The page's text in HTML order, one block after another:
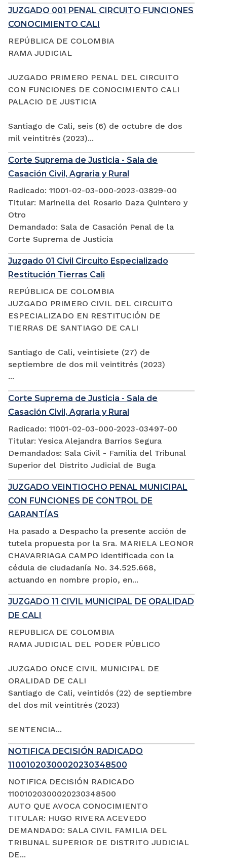
JUZGADO 001 PENAL CIRCUITO FUNCIONES
CONOCIMIENTO CALI
REPÚBLICA DE COLOMBIA
RAMA JUDICIAL
JUZGADO PRIMERO PENAL DEL CIRCUITO
CON FUNCIONES DE CONOCIMIENTO CALI
PALACIO DE JUSTICIA
Santiago de Cali, seis (6) de octubre de dos
mil veintitrés (2023)...
Corte Suprema de Justicia - Sala de
Casación Civil, Agraria y Rural
Radicado: 11001-02-03-000-2023-03829-00
Titular: Marinella del Rosario Daza Quintero y
Otro
Demandado: Sala de Casación Penal de la
Corte Suprema de Justicia
Juzgado 01 Civil Circuito Especializado
Restitución Tierras Cali
REPÚBLICA DE COLOMBIA
JUZGADO PRIMERO CIVIL DEL CIRCUITO
ESPECIALIZADO EN RESTITUCIÓN DE
TIERRAS DE SANTIAGO DE CALI
Santiago de Cali, veintisiete (27) de
septiembre de dos mil veintitrés (2023)
...
Corte Suprema de Justicia - Sala de
Casación Civil, Agraria y Rural
Radicado: 11001-02-03-000-2023-03497-00
Titular: Yesica Alejandra Barrios Segura
Demandados: Sala Civil - Familia del Tribunal
Superior del Distrito Judicial de Buga
JUZGADO VEINTIOCHO PENAL MUNICIPAL
CON FUNCIONES DE CONTROL DE
GARANTÍAS
Ha pasado a Despacho la presente acción de
tutela propuesta por la Sra. MARIELA LEONOR
CHAVARRIAGA CAMPO identificada con la
cédula de ciudadanía No. 34.525.668,
actuando en nombre propio, en...
JUZGADO 11 CIVIL MUNICIPAL DE ORALIDAD
DE CALI
REPUBLICA DE COLOMBIA
RAMA JUDICIAL DEL PODER PÚBLICO
JUZGADO ONCE CIVIL MUNICIPAL DE
ORALIDAD DE CALI
Santiago de Cali, veintidós (22) de septiembre
del dos mil veintitrés (2023)
SENTENCIA...
NOTIFICA DECISIÓN RADICADO
11001020300020230348500
NOTIFICA DECISIÓN RADICADO
11001020300020230348500
AUTO QUE AVOCA CONOCIMIENTO
TITULAR: HUGO RIVERA ACEVEDO
DEMANDADO: SALA CIVIL FAMILIA DEL
TRIBUNAL SUPERIOR DE DISTRITO JUDICIAL
DE...